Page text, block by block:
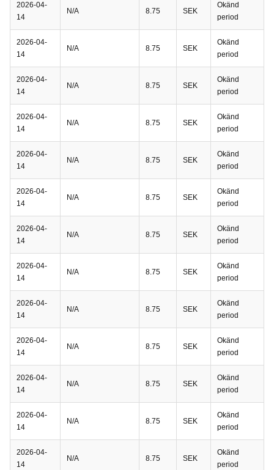
2026-04-
14
N/A 8.75 SEK
Okänd
period
2026-04-
14
N/A 8.75 SEK
Okänd
period
2026-04-
14
N/A 8.75 SEK
Okänd
period
2026-04-
14
N/A 8.75 SEK
Okänd
period
2026-04-
14
N/A 8.75 SEK
Okänd
period
2026-04-
14
N/A 8.75 SEK
Okänd
period
2026-04-
14
N/A 8.75 SEK
Okänd
period
2026-04-
14
N/A 8.75 SEK
Okänd
period
2026-04-
14
N/A 8.75 SEK
Okänd
period
2026-04-
14
N/A 8.75 SEK
Okänd
period
2026-04-
14
N/A 8.75 SEK
Okänd
period
2026-04-
14
N/A 8.75 SEK
Okänd
period
2026-04-
14
N/A 8.75 SEK
Okänd
period